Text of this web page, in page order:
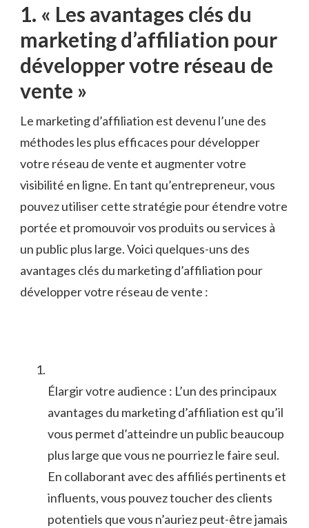
1. « Les avantages clés du
marketing⁢ d’affiliation ​pour
développer votre réseau de
vente »
Le marketing d’affiliation est ⁤devenu l’une des⁤
méthodes les plus efficaces pour développer
votre réseau de vente et augmenter votre
visibilité en ligne. En tant qu’entrepreneur, vous
pouvez utiliser cette stratégie pour étendre votre
portée et promouvoir vos produits ou services à
un public plus⁢ large. Voici quelques-uns des
avantages clés du marketing d’affiliation pour
développer ⁢votre ‍réseau de vente :
Élargir votre audience : L’un des principaux
avantages du marketing d’affiliation est ​qu’il⁤
vous permet d’atteindre un public beaucoup
plus large que vous ne pourriez le​ faire‍ seul.⁢
En collaborant avec des affiliés pertinents et
influents, vous pouvez toucher des clients
potentiels que vous ⁢n’auriez peut-être ⁣jamais